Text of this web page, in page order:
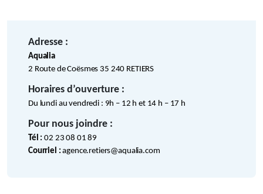
Adresse :
Aqualia
2 Route de Coësmes 35 240 RETIERS
Horaires d’ouverture :
Du lundi au vendredi : 9h – 12 h et 14 h – 17 h
Pour nous joindre :
Tél :02 23 08 01 89
Courriel :agence.retiers@aqualia.com